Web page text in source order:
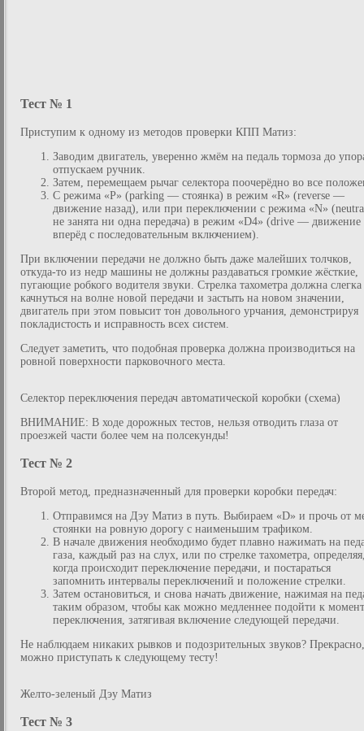
Тест № 1
Приступим к одному из методов проверки КПП Матиз:
Заводим двигатель, уверенно жмём на педаль тормоза до
отпускаем ручник.
Затем, перемещаем рычаг селектора поочерёдно во все
С режима «P» (parking — стоянка) в режим «R» (reverse —
движение назад), или при переключении с режима «N»
не занята ни одна передача) в режим «D4» (drive — движение
вперёд с последовательным включением).
При включении передачи не должно быть даже малейших толчков,
откуда-то из недр машины не должны раздаваться громкие жёсткие,
пугающие робкого водителя звуки. Стрелка тахометра должна слегка
качнуться на волне новой передачи и застыть на новом значении,
двигатель при этом повысит тон довольного урчания, демонстрируя
покладистость и исправность всех систем.
Следует заметить, что подобная проверка должна производиться на
ровной поверхности парковочного места.
Селектор переключения передач автоматической коробки (схема)
ВНИМАНИЕ: В ходе дорожных тестов, нельзя отводить глаза от
проезжей части более чем на полсекунды!
Тест № 2
Второй метод, предназначенный для проверки коробки передач:
Отправимся на Дэу Матиз в путь. Выбираем «D» и прочь от
стоянки на ровную дорогу с наименьшим трафиком.
В начале движения необходимо будет плавно нажимать на
газа, каждый раз на слух, или по стрелке тахометра,
когда происходит переключение передачи, и постараться
запомнить интервалы переключений и положение стрелки.
Затем остановиться, и снова начать движение, нажимая на
таким образом, чтобы как можно медленнее подойти к
переключения, затягивая включение следующей передачи.
Не наблюдаем никаких рывков и подозрительных звуков? Прекрасно,
можно приступать к следующему тесту!
Желто-зеленый Дэу Матиз
Тест № 3